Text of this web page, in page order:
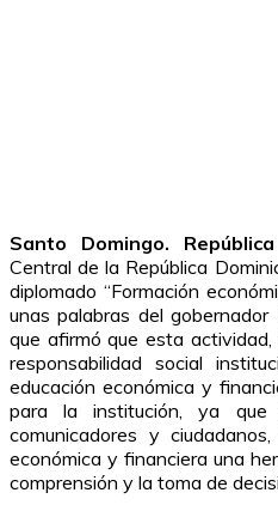
Santo Domingo.
Central de la República
diplomado “Formación
unas palabras del
que afirmó que esta
responsabilidad social
educación económica y
para la institución, ya
comunicadores y
económica y financiera una
comprensión y la toma de